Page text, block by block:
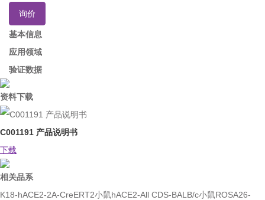
询价
基本信息
应用领域
验证数据
资料下载
C001191 产品说明书
下载
相关品系
K18-hACE2-2A-CreERT2小鼠hACE2-All CDS-BALB/c小鼠ROSA26-